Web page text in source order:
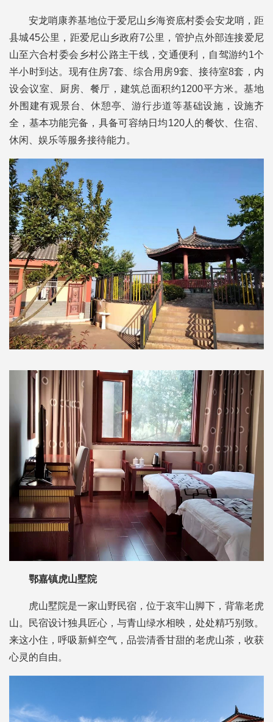
安龙哨康养基地位于爱尼山乡海资底村委会安龙哨，距
县城45公里，距爱尼山乡政府7公里，管护点外部连接爱尼
山至六合村委会乡村公路主干线，交通便利，自驾游约1个
半小时到达。现有住房7套、综合用房9套、接待室8套，内
设会议室、厨房、餐厅，建筑总面积约1200平方米。基地
外围建有观景台、休憩亭、游行步道等基础设施，设施齐
全，基本功能完备，具备可容纳日均120人的餐饮、住宿、
休闲、娱乐等服务接待能力。
鄂嘉镇虎山墅院
虎山墅院是一家山野民宿，位于哀牢山脚下，背靠老虎
山。民宿设计独具匠心，与青山绿水相映，处处精巧别致。
来这小住，呼吸新鲜空气，品尝清香甘甜的老虎山茶，收获
心灵的自由。